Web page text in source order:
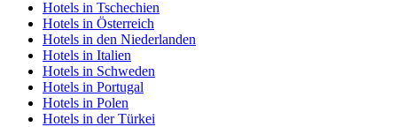
Hotels in Tschechien
Hotels in Österreich
Hotels in den Niederlanden
Hotels in Italien
Hotels in Schweden
Hotels in Portugal
Hotels in Polen
Hotels in der Türkei